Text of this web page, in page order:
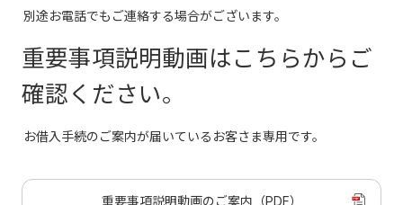
別途お電話でもご連絡する場合がございます。
重要事項説明動画はこちらからご
確認ください。
お借入手続のご案内が届いているお客さま専用です。
重要事項説明動画のご案内（PDF）